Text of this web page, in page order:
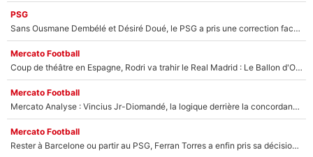
PSG
Sans Ousmane Dembélé et Désiré Doué, le PSG a pris une correction face à Majorque : Luis Enrique attend avec impatience des renforts !
Mercato Football
Coup de théâtre en Espagne, Rodri va trahir le Real Madrid : Le Ballon d'Or a choisi de signer au FC Barcelone !
Mercato Football
Mercato Analyse : Vincius Jr-Diomandé, la logique derrière la concordance des temps
Mercato Football
Rester à Barcelone ou partir au PSG, Ferran Torres a enfin pris sa décision : La course contre la montre est lancée !